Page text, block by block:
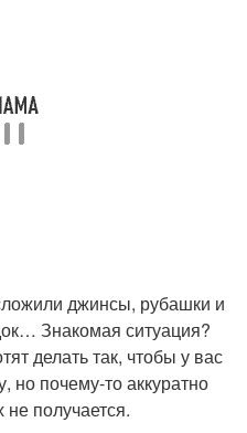
джинсы, рубашки и
Знакомая ситуация?
делать так, чтобы у вас
почему-то аккуратно
получается.